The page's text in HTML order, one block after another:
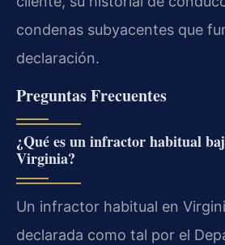
condenas subyacentes que
declaración.
Preguntas Frecuentes
¿Qué es un infractor habitual
Virginia?
Un infractor habitual en
declarada como tal por el